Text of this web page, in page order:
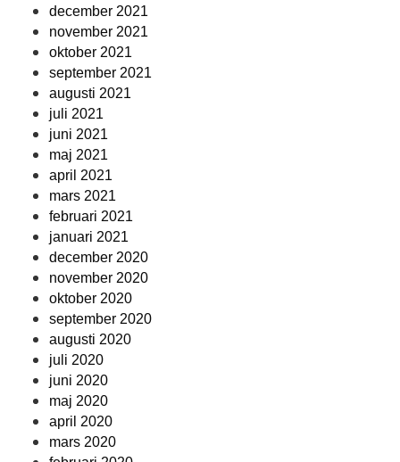
december 2021
november 2021
oktober 2021
september 2021
augusti 2021
juli 2021
juni 2021
maj 2021
april 2021
mars 2021
februari 2021
januari 2021
december 2020
november 2020
oktober 2020
september 2020
augusti 2020
juli 2020
juni 2020
maj 2020
april 2020
mars 2020